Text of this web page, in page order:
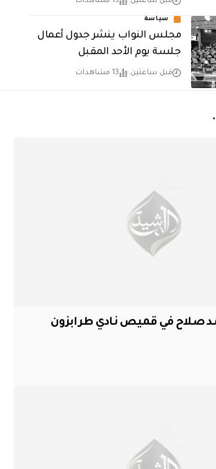
سياسة
مجلس النواب ينشر جدول أعمال
جلسة يوم الأحد المقبل
قبل ساعتين 13 مشاهدات
صلاح في قميص نادي طرابزون